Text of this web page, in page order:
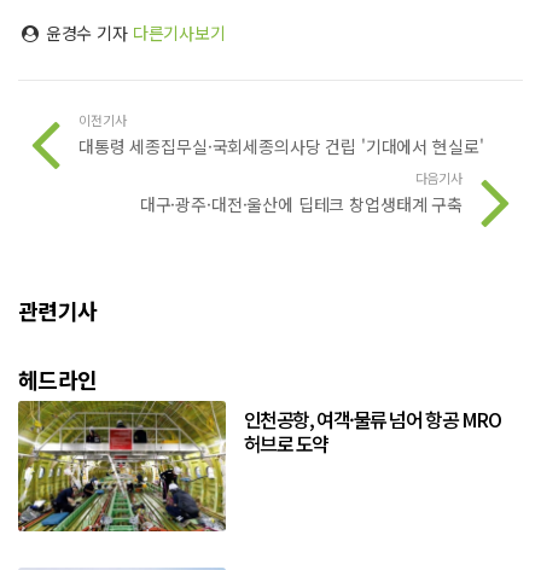
윤경수 기자 다른기사보기
이전기사
대통령 세종집무실·국회세종의사당 건립 '기대에서 현실로'
다음기사
대구·광주·대전·울산에 딥테크 창업생태계 구축
관련기사
헤드라인
인천공항, 여객·물류 넘어 항공 MRO
허브로 도약